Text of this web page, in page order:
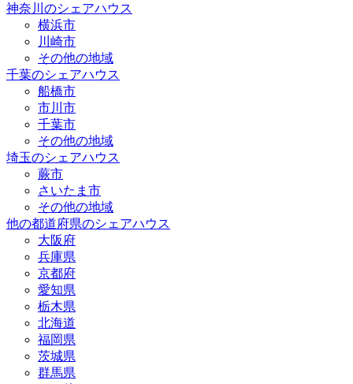
神奈川のシェアハウス
横浜市
川崎市
その他の地域
千葉のシェアハウス
船橋市
市川市
千葉市
その他の地域
埼玉のシェアハウス
蕨市
さいたま市
その他の地域
他の都道府県のシェアハウス
大阪府
兵庫県
京都府
愛知県
栃木県
北海道
福岡県
茨城県
群馬県